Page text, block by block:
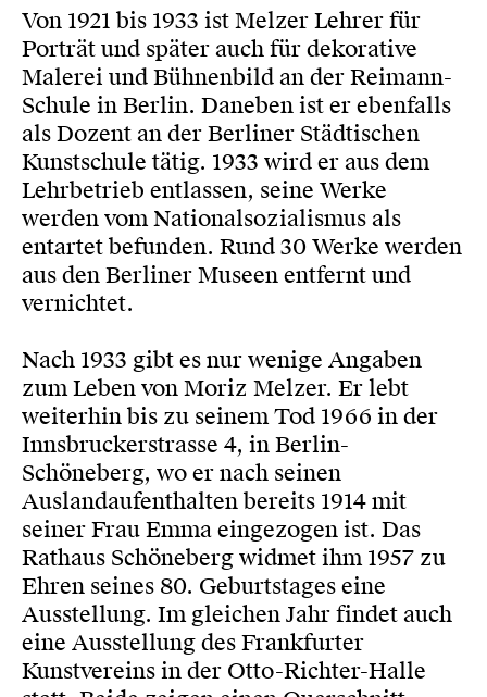
Von 1921 bis 1933 ist Melzer Lehrer für
Porträt und später auch für dekorative
Malerei und Bühnenbild an der Reimann-
Schule in Berlin. Daneben ist er ebenfalls
als Dozent an der Berliner Städtischen
Kunstschule tätig. 1933 wird er aus dem
Lehrbetrieb entlassen, seine Werke
werden vom Nationalsozialismus als
entartet befunden. Rund 30 Werke werden
aus den Berliner Museen entfernt und
vernichtet.
Nach 1933 gibt es nur wenige Angaben
zum Leben von Moriz Melzer. Er lebt
weiterhin bis zu seinem Tod 1966 in der
Innsbruckerstrasse 4, in Berlin-
Schöneberg, wo er nach seinen
Auslandaufenthalten bereits 1914 mit
seiner Frau Emma eingezogen ist. Das
Rathaus Schöneberg widmet ihm 1957 zu
Ehren seines 80. Geburtstages eine
Ausstellung. Im gleichen Jahr findet auch
eine Ausstellung des Frankfurter
Kunstvereins in der Otto-Richter-Halle